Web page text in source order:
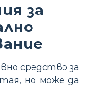
за
средство за
но може да